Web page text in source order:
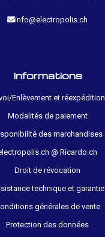
info@electropolis.ch
Informations
Enlèvement et réexpédition
Modalités de paiement
des marchandises
@ Ricardo.ch
Droit de révocation
technique et garantie
générales de vente
Protection des données